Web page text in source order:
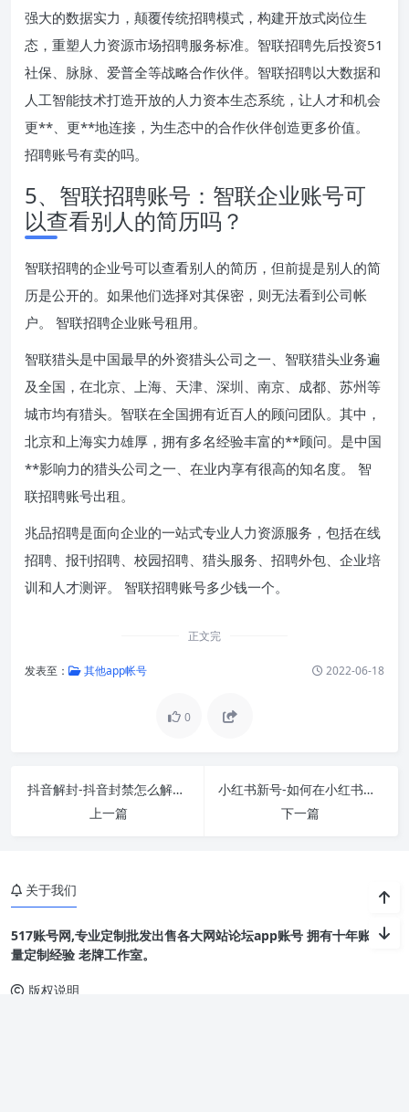
强大的数据实力，颠覆传统招聘模式，构建开放式岗位生
态，重塑人力资源市场招聘服务标准。智联招聘先后投资51
社保、脉脉、爱普全等战略合作伙伴。智联招聘以大数据和
人工智能技术打造开放的人力资本生态系统，让人才和机会
更**、更**地连接，为生态中的合作伙伴创造更多价值。
招聘账号有卖的吗。
5、智联招聘账号：智联企业账号可
以查看别人的简历吗？
智联招聘的企业号可以查看别人的简历，但前提是别人的简
历是公开的。如果他们选择对其保密，则无法看到公司帐
户。 智联招聘企业账号租用。
智联猎头是中国最早的外资猎头公司之一、智联猎头业务遍
及全国，在北京、上海、天津、深圳、南京、成都、苏州等
城市均有猎头。智联在全国拥有近百人的顾问团队。其中，
北京和上海实力雄厚，拥有多名经验丰富的**顾问。是中国
**影响力的猎头公司之一、在业内享有很高的知名度。 智
联招聘账号出租。
兆品招聘是面向企业的一站式专业人力资源服务，包括在线
招聘、报刊招聘、校园招聘、猎头服务、招聘外包、企业培
训和人才测评。 智联招聘账号多少钱一个。
正文完
发表至： 其他app帐号 2022-06-18
0
抖音解封-抖音封禁怎么解封的？
上一篇
小红书新号-如何在小红书注册两个号码
下一篇
关于我们
517账号网,专业定制批发出售各大网站论坛app账号 拥有十年账号批
量定制经验 老牌工作室。
版权说明